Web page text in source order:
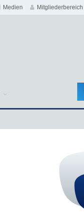
Mitgliederbereich
Medien